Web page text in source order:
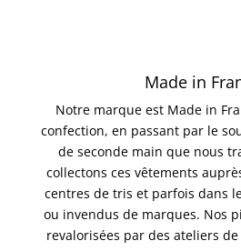
Made in
Notre marque est Made in
confection, en passant par le
de seconde main que nous
collectons ces vêtements
centres de tris et parfois dans
ou invendus de marques. Nos
revalorisées par des ateliers